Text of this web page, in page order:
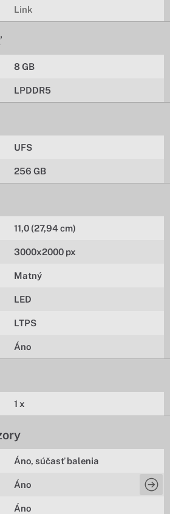
Link
8 GB
LPDDR5
UFS
256 GB
11,0 (27,94 cm)
3000x2000 px
Matný
LED
LTPS
Áno
1 x
Áno, súčasť balenia
Áno
Áno